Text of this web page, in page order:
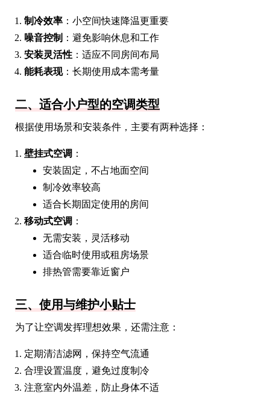
制冷效率 ：小空间快速降温更重要
噪音控制 ：避免影响休息和工作
安装灵活性 ：适应不同房间布局
能耗表现：长期使用成本需考量
二、适合小户型的空调类型
根据使用场景和安装条件，主要有两种选择：
壁挂式空调 ：
安装固定，不占地面空间
制冷效率较高
适合长期固定使用的房间
移动式空调 ：
无需安装，灵活移动
适合临时使用或租房场景
排热管需要靠近窗户
三、使用与维护小贴士
为了让空调发挥理想效果，还需注意：
定期清洁滤网，保持空气流通
合理设置温度，避免过度制冷
注意室内外温差，防止身体不适